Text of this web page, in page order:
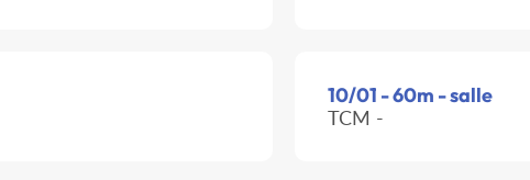
10/01 - 60m - salle
TCM -